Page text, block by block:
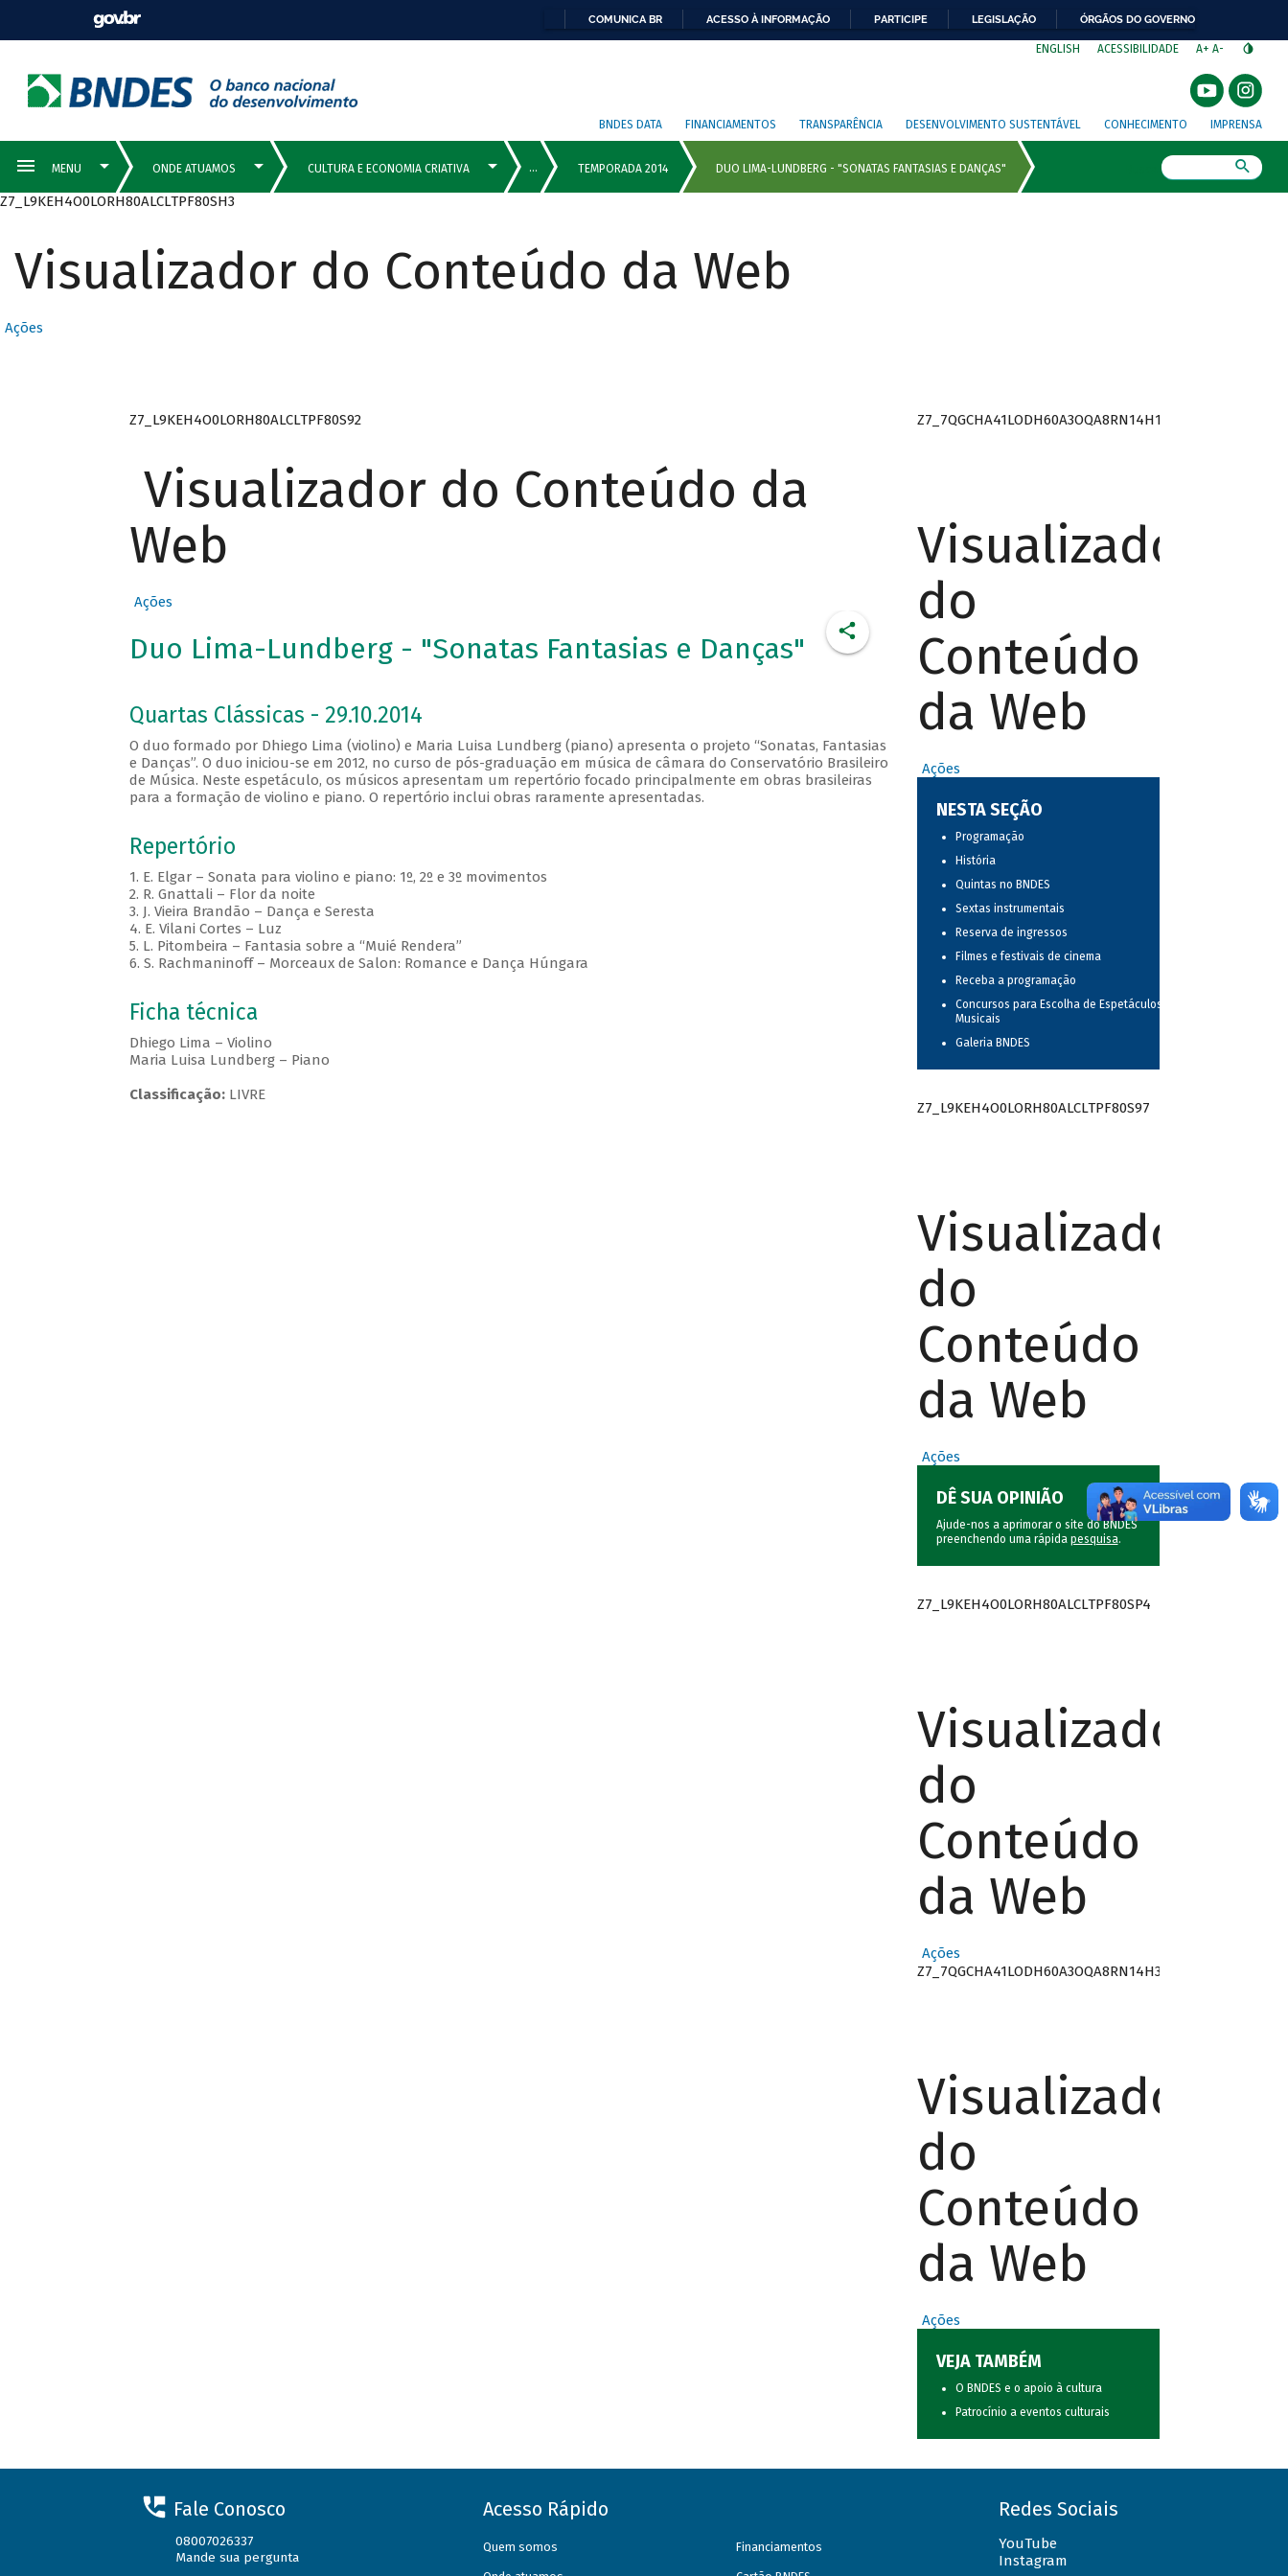
COMUNICA BR ACESSO À INFORMAÇÃO PARTICIPE LEGISLAÇÃO ÓRGÃOS DO GOVERNO
ENGLISH ACESSIBILIDADE A+ A-
BNDES DATA FINANCIAMENTOS TRANSPARÊNCIA DESENVOLVIMENTO SUSTENTÁVEL CONHECIMENTO IMPRENSA
Z7_L9KEH4O0LORH80ALCLTPF80SH3
Visualizador do Conteúdo da Web
Ações
Z7_L9KEH4O0LORH80ALCLTPF80S92
Visualizador do Conteúdo da
Web
Ações
Duo Lima-Lundberg - "Sonatas Fantasias e Danças"
Quartas Clássicas - 29.10.2014
O duo formado por Dhiego Lima (violino) e Maria Luisa Lundberg (piano) apresenta o projeto “Sonatas, Fantasias
e Danças”. O duo iniciou-se em 2012, no curso de pós-graduação em música de câmara do Conservatório Brasileiro
de Música. Neste espetáculo, os músicos apresentam um repertório focado principalmente em obras brasileiras
para a formação de violino e piano. O repertório inclui obras raramente apresentadas.
Repertório
1. E. Elgar – Sonata para violino e piano: 1º, 2º e 3º movimentos
2. R. Gnattali – Flor da noite
3. J. Vieira Brandão – Dança e Seresta
4. E. Vilani Cortes – Luz
5. L. Pitombeira – Fantasia sobre a “Muié Rendera”
6. S. Rachmaninoff – Morceaux de Salon: Romance e Dança Húngara
Ficha técnica
Dhiego Lima – Violino
Maria Luisa Lundberg – Piano
Classificação:LIVRE
Z7_7QGCHA41LODH60A3OQA8RN14H1
Visualizador
do
Conteúdo
da Web
Ações
NESTA SEÇÃO
Programação
História
Quintas no BNDES
Sextas instrumentais
Reserva de ingressos
Filmes e festivais de cinema
Receba a programação
Concursos para Escolha de Espetáculos
Musicais
Galeria BNDES
Z7_L9KEH4O0LORH80ALCLTPF80S97
Visualizador
do
Conteúdo
da Web
Ações
DÊ SUA OPINIÃO
Ajude-nos a aprimorar o site do BNDES
preenchendo uma rápida pesquisa.
Z7_L9KEH4O0LORH80ALCLTPF80SP4
Visualizador
do
Conteúdo
da Web
Ações
Z7_7QGCHA41LODH60A3OQA8RN14H3
Visualizador
do
Conteúdo
da Web
Ações
VEJA TAMBÉM
O BNDES e o apoio à cultura
Patrocínio a eventos culturais
Fale Conosco
08007026337
Mande sua pergunta
Acesso Rápido
Quem somos Financiamentos
Redes Sociais
YouTube
Instagram